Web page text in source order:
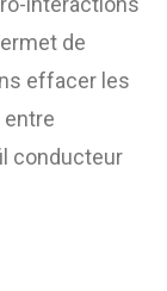
de
effacer les
entre
conducteur